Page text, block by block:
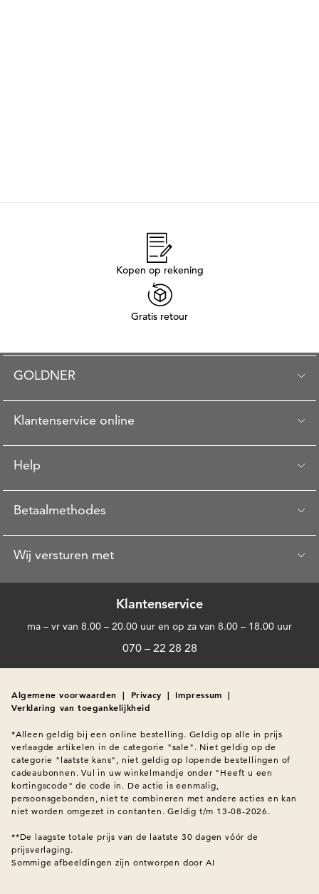
Kopen op rekening
Gratis retour
GOLDNER
Klantenservice online
Help
Betaalmethodes
Wij versturen met
Klantenservice
ma – vr van 8.00 – 20.00 uur en op za van 8.00 – 18.00 uur
070 – 22 28 28
Algemene voorwaarden | Privacy | Impressum |
Verklaring van toegankelijkheid
*Alleen geldig bij een online bestelling. Geldig op alle in prijs
verlaagde artikelen in de categorie "sale". Niet geldig op de
categorie "laatste kans", niet geldig op lopende bestellingen of
cadeaubonnen. Vul in uw winkelmandje onder "Heeft u een
kortingscode" de code in. De actie is eenmalig,
persoonsgebonden, niet te combineren met andere acties en kan
niet worden omgezet in contanten. Geldig t/m 13-08-2026.
**De laagste totale prijs van de laatste 30 dagen vóór de
prijsverlaging.
Sommige afbeeldingen zijn ontworpen door AI